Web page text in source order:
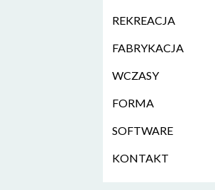
REKREACJA
FABRYKACJA
WCZASY
FORMA
SOFTWARE
KONTAKT